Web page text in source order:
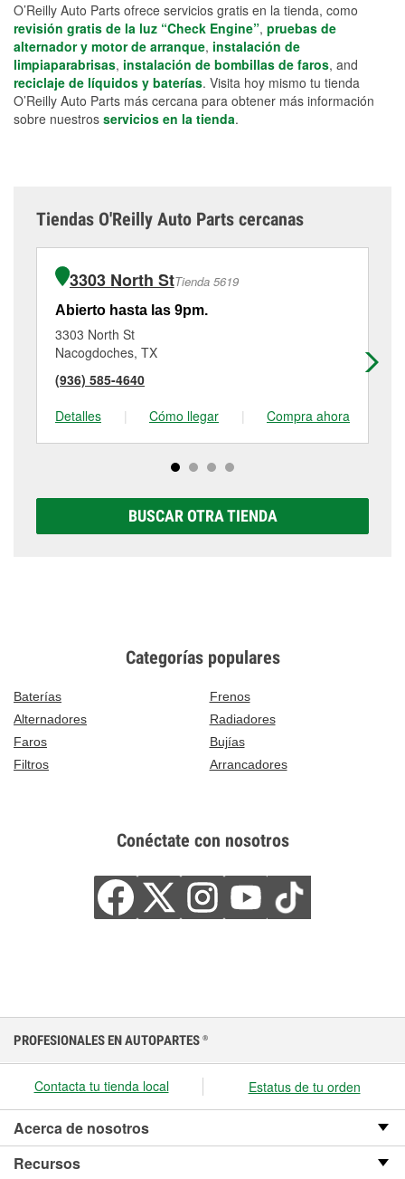
O’Reilly Auto Parts ofrece servicios gratis en la tienda, como
revisión gratis de la luz “Check Engine”, pruebas de
alternador y motor de arranque, instalación de
limpiaparabrisas, instalación de bombillas de faros, and
reciclaje de líquidos y baterías. Visita hoy mismo tu tienda
O’Reilly Auto Parts más cercana para obtener más información
sobre nuestros servicios en la tienda.
Tiendas O'Reilly Auto Parts cercanas
3303 North StTienda 5619
Abierto hasta las 9pm.
3303 North St
Nacogdoches, TX
(936) 585-4640
Detalles
| Cómo llegar | Compra ahora
BUSCAR OTRA TIENDA
Categorías populares
Baterías
Frenos
Alternadores
Radiadores
Faros
Bujías
Filtros
Arrancadores
Conéctate con nosotros
PROFESIONALES EN AUTOPARTES ®
Contacta tu tienda local Estatus de tu orden
Acerca de nosotros
Recursos